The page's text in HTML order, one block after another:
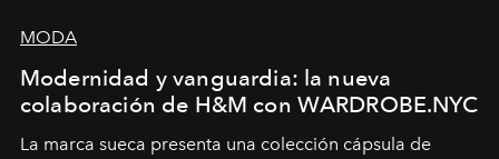
MODA
Modernidad y vanguardia: la nueva
colaboración de H&M con WARDROBE.NYC
La marca sueca presenta una colección cápsula de